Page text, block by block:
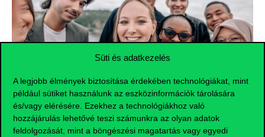
Süti és adatkezelés
A legjobb élmények biztosítása érdekében technológiákat, mint
például sütiket használunk az eszközinformációk tárolására
és/vagy elérésére. Ezekhez a technológiákhoz való
hozzájárulás lehetővé teszi számunkra az olyan adatok
feldolgozását, mint a böngészési magatartás vagy egyedi